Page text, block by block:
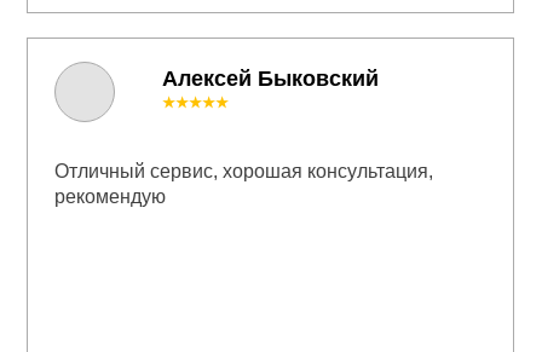
Алексей Быковский
★★★★★
Отличный сервис, хорошая консультация,
рекомендую